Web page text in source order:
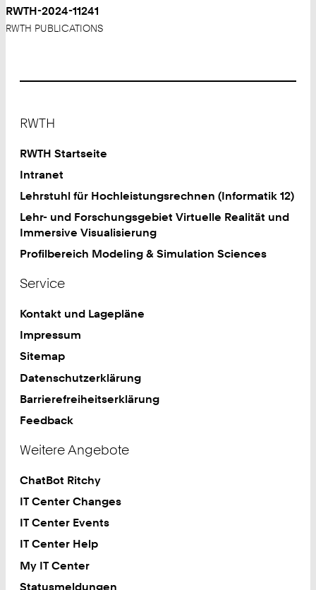
RWTH-2024-11241
RWTH PUBLICATIONS
RWTH
RWTH Startseite
Intranet
Lehrstuhl für Hochleistungsrechnen (Informatik 12)
Lehr- und Forschungsgebiet Virtuelle Realität und
Immersive Visualisierung
Profilbereich Modeling & Simulation Sciences
Service
Kontakt und Lagepläne
Impressum
Sitemap
Datenschutzerklärung
Barrierefreiheitserklärung
Feedback
Weitere Angebote
ChatBot Ritchy
IT Center Changes
IT Center Events
IT Center Help
My IT Center
Statusmeldungen